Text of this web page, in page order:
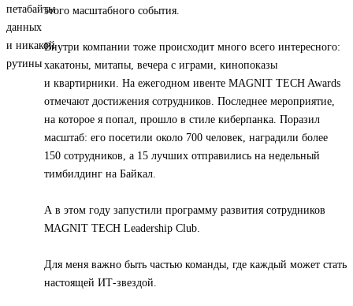
этого масштабного события.
Внутри компании тоже происходит много всего интересного:
хакатоны, митапы, вечера с играми, кинопоказы
и квартирники. На ежегодном ивенте MAGNIT TECH Awards
отмечают достижения сотрудников. Последнее мероприятие,
на которое я попал, прошло в стиле киберпанка. Поразил
масштаб: его посетили около 700 человек, наградили более
150 сотрудников, а 15 лучших отправились на недельный
тимбилдинг на Байкал.
А в этом году запустили программу развития сотрудников
MAGNIT TECH Leadership Club.
Для меня важно быть частью команды, где каждый может стать
настоящей ИТ-звездой.